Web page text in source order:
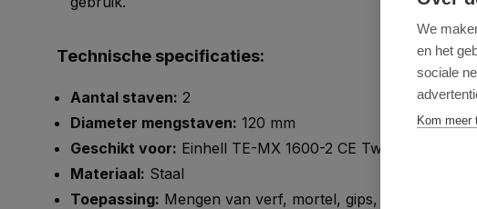
Technische specificaties:
Aantal staven: 2
Diameter mengstaven: 120 mm
Geschikt voor: Einhell TE-MX 1600-2 CE Twin en
Materiaal: Staal
Toepassing: Mengen van verf, mortel, gips, lijm en
We
en het
sociale
Kom meer